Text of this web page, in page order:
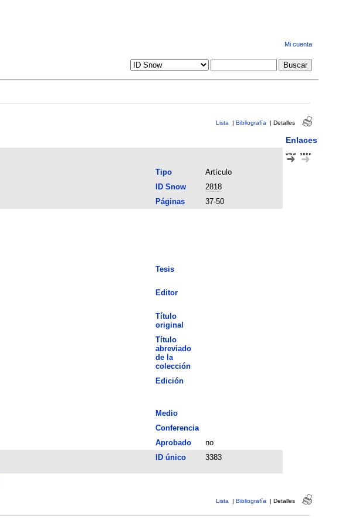
Mi cuenta
Lista | Bibliografía | Detalles
Enlaces
Tipo
Artículo
ID Snow
2818
Páginas
37-50
Tesis
Editor
Título
original
Título
abreviado
de la
colección
Edición
Medio
Conferencia
Aprobado
no
ID único 3383
Lista | Bibliografía | Detalles